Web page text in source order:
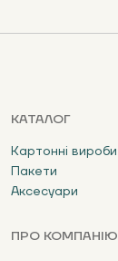
КАТАЛОГ
Картонні вироби
Пакети
Аксесуари
ПРО КОМПАНІЮ